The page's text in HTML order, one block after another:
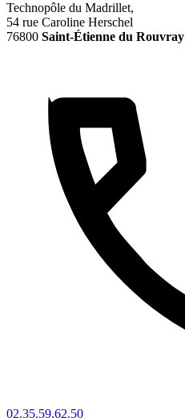
Technopôle du Madrillet,
54 rue Caroline Herschel
76800 Saint-Étienne du Rouvray
02.35.59.62.50